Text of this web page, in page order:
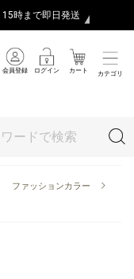
15時まで即日発送
会員登録 ログイン カート カテゴリ
ファッションカラー